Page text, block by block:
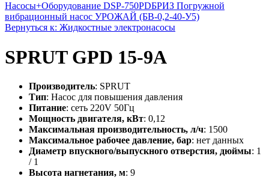
Насосы+Оборудование DSP-750PDБРИЗ Погружной
вибрационный насос УРОЖАЙ (БВ-0,2-40-У5)
Вернуться к: Жидкостные электронасосы
SPRUT GPD 15-9A
Производитель: SPRUT
Тип: Насос для повышения давления
Питание: сеть 220V 50Гц
Мощность двигателя, кВт: 0,12
Максимальная производительность, л/ч: 1500
Максимальное рабочее давление, бар: нет данных
Диаметр впускного/выпускного отверстия, дюймы: 1
/ 1
Высота нагнетания, м: 9